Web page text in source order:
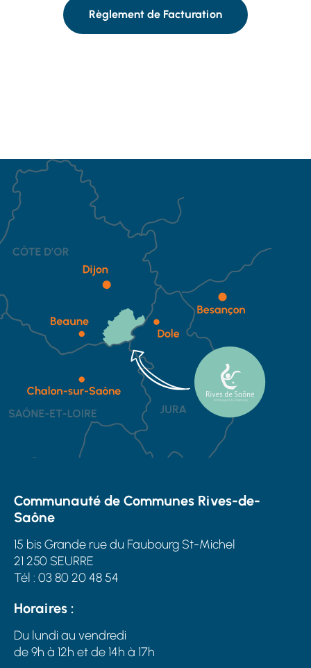
Règlement de Facturation
Communauté de Communes Rives-de-
Saône
15 bis Grande rue du Faubourg St-Michel
21 250 SEURRE
Tél : 03 80 20 48 54
Horaires :
Du lundi au vendredi
de 9h à 12h et de 14h à 17h